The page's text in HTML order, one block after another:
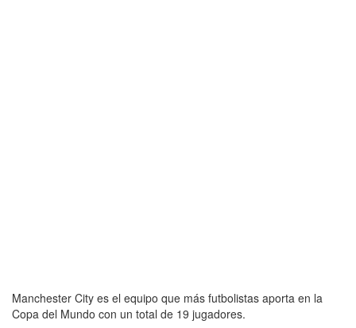
Manchester City es el equipo que más futbolistas aporta en la
Copa del Mundo con un total de 19 jugadores.